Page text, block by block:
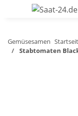
Gemüsesamen
Stabtomaten